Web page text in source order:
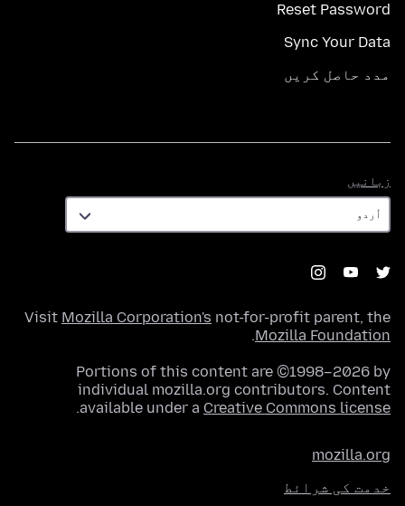
Reset Password
Sync Your Data
مدد حاصل کریں
زبانیں
Visit Mozilla Corporation's not-for-profit parent, the
Mozilla Foundation
.
Portions of this content are ©1998–2026 by
individual mozilla.org contributors. Content
available under a Creative Commons license
.
mozilla.org
خدمت کی شرائط